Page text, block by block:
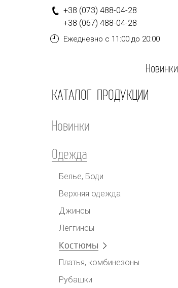
+38 (073) 488-04-28
+38 (067) 488-04-28
Ежедневно с 11:00 до 20:00
Новинки
КАТАЛОГ ПРОДУКЦИИ
Новинки
Одежда
Белье, Боди
Верхняя одежда
Джинсы
Леггинсы
Костюмы
Платья, комбинезоны
Рубашки